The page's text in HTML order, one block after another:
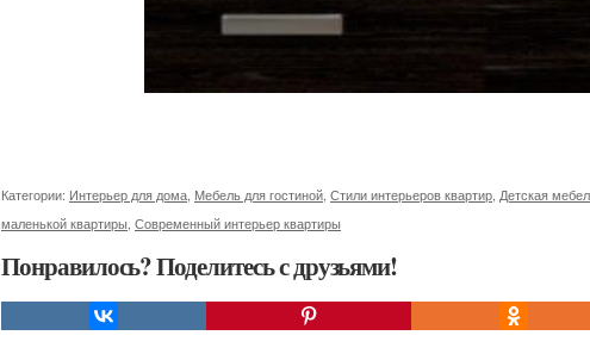
Категории: Интерьер для дома Мебель для гостиной Стили интерьеров квартир Детская
маленькой квартиры Современный интерьер квартиры
Понравилось? Поделитесь с друзьями!